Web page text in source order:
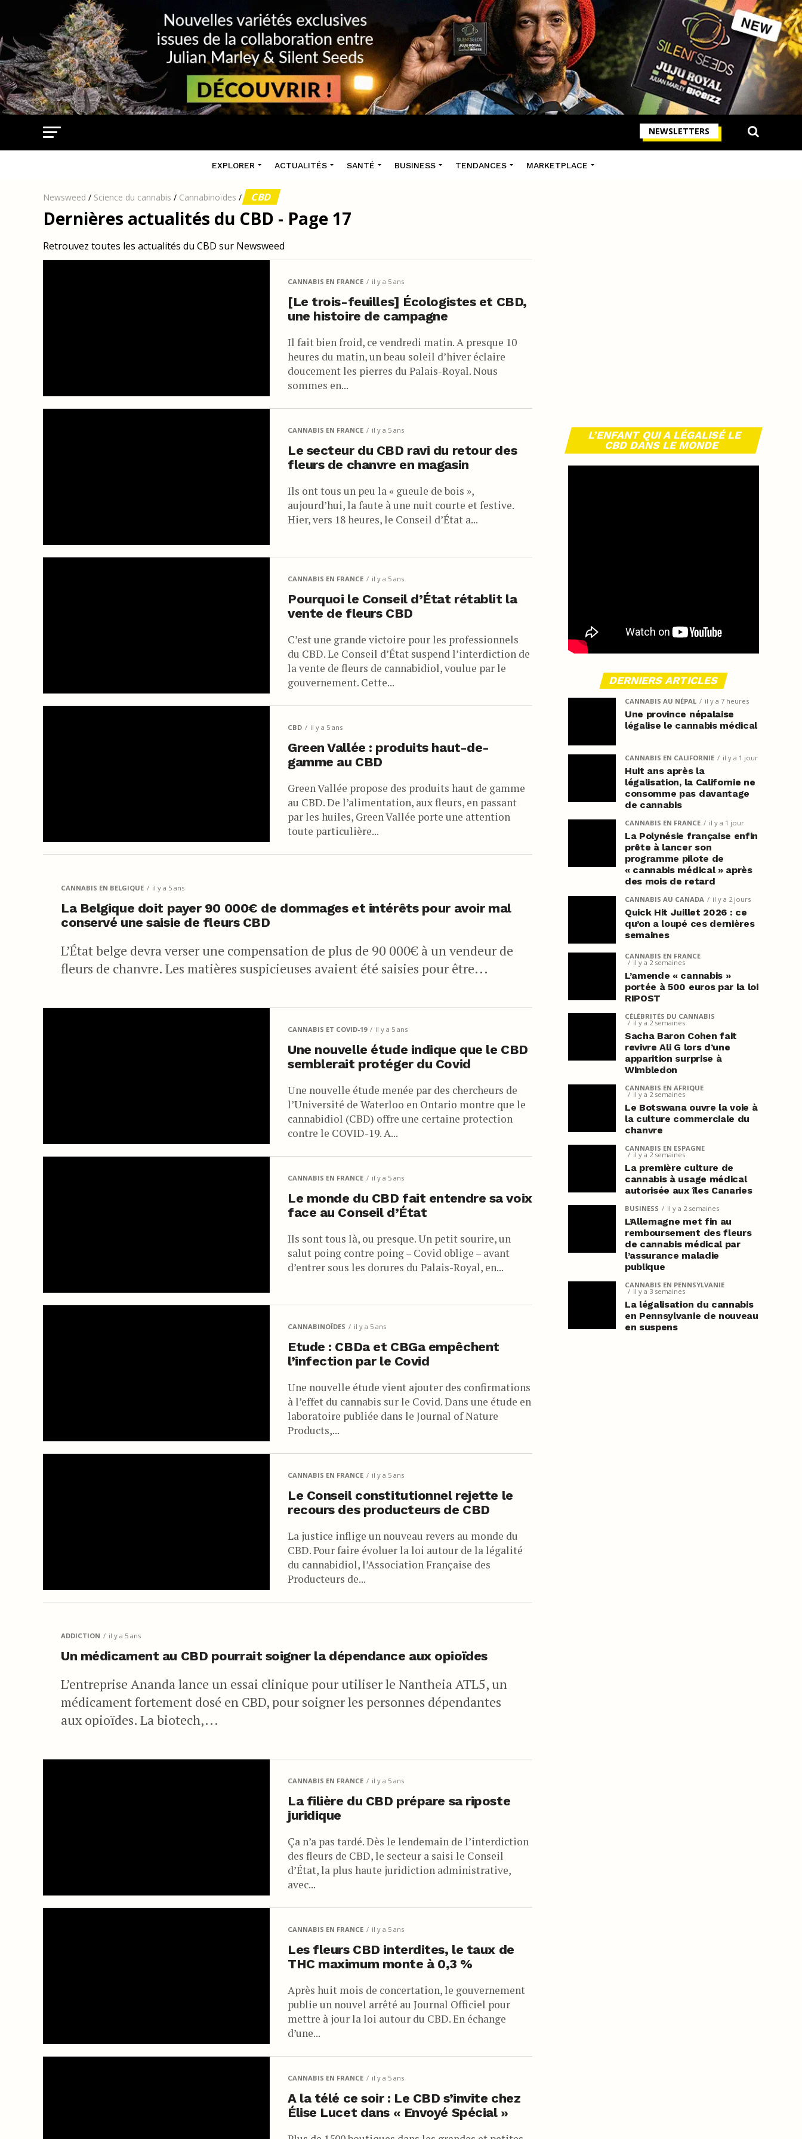
NEWSLETTERS
EXPLORER ACTUALITÉS SANTÉ BUSINESS TENDANCES MARKETPLACE
Newsweed / Science du cannabis / Cannabinoïdes / CBD
Dernières actualités du CBD - Page 17
Retrouvez toutes les actualités du CBD sur Newsweed
CANNABIS EN FRANCE il y a 5 ans
[Le trois-feuilles] Écologistes et CBD,
une histoire de campagne
Il fait bien froid, ce vendredi matin. A presque 10
heures du matin, un beau soleil d’hiver éclaire
doucement les pierres du Palais-Royal. Nous
sommes en...
CANNABIS EN FRANCE il y a 5 ans
Le secteur du CBD ravi du retour des
fleurs de chanvre en magasin
Ils ont tous un peu la « gueule de bois »,
aujourd’hui, la faute à une nuit courte et festive.
Hier, vers 18 heures, le Conseil d’État a...
CANNABIS EN FRANCE il y a 5 ans
Pourquoi le Conseil d’État rétablit la
vente de fleurs CBD
C’est une grande victoire pour les professionnels
du CBD. Le Conseil d’État suspend l’interdiction de
la vente de fleurs de cannabidiol, voulue par le
gouvernement. Cette...
CBD il y a 5 ans
Green Vallée : produits haut-de-
gamme au CBD
Green Vallée propose des produits haut de gamme
au CBD. De l’alimentation, aux fleurs, en passant
par les huiles, Green Vallée porte une attention
toute particulière...
CANNABIS EN BELGIQUE il y a 5 ans
La Belgique doit payer 90 000€ de dommages et intérêts pour avoir mal
conservé une saisie de fleurs CBD
L’État belge devra verser une compensation de plus de 90 000€ à un vendeur de
fleurs de chanvre. Les matières suspicieuses avaient été saisies pour être...
CANNABIS ET COVID-19 il y a 5 ans
Une nouvelle étude indique que le CBD
semblerait protéger du Covid
Une nouvelle étude menée par des chercheurs de
l’Université de Waterloo en Ontario montre que le
cannabidiol (CBD) offre une certaine protection
contre le COVID-19. A...
CANNABIS EN FRANCE il y a 5 ans
Le monde du CBD fait entendre sa voix
face au Conseil d’État
Ils sont tous là, ou presque. Un petit sourire, un
salut poing contre poing – Covid oblige – avant
d’entrer sous les dorures du Palais-Royal, en...
CANNABINOÏDES il y a 5 ans
Etude : CBDa et CBGa empêchent
l’infection par le Covid
Une nouvelle étude vient ajouter des confirmations
à l’effet du cannabis sur le Covid. Dans une étude en
laboratoire publiée dans le Journal of Nature
Products,...
CANNABIS EN FRANCE il y a 5 ans
Le Conseil constitutionnel rejette le
recours des producteurs de CBD
La justice inflige un nouveau revers au monde du
CBD. Pour faire évoluer la loi autour de la légalité
du cannabidiol, l’Association Française des
Producteurs de...
ADDICTION il y a 5 ans
Un médicament au CBD pourrait soigner la dépendance aux opioïdes
L’entreprise Ananda lance un essai clinique pour utiliser le Nantheia ATL5, un
médicament fortement dosé en CBD, pour soigner les personnes dépendantes
aux opioïdes. La biotech,...
CANNABIS EN FRANCE il y a 5 ans
La filière du CBD prépare sa riposte
juridique
Ça n’a pas tardé. Dès le lendemain de l’interdiction
des fleurs de CBD, le secteur a saisi le Conseil
d’État, la plus haute juridiction administrative,
avec...
CANNABIS EN FRANCE il y a 5 ans
Les fleurs CBD interdites, le taux de
THC maximum monte à 0,3 %
Après huit mois de concertation, le gouvernement
publie un nouvel arrêté au Journal Officiel pour
mettre à jour la loi autour du CBD. En échange
d’une...
CANNABIS EN FRANCE il y a 5 ans
A la télé ce soir : Le CBD s’invite chez
Élise Lucet dans « Envoyé Spécial »
L’ENFANT QUI A LÉGALISÉ LE
CBD DANS LE MONDE
DERNIERS ARTICLES
CANNABIS AU NÉPAL il y a 7 heures
Une province népalaise
légalise le cannabis médical
CANNABIS EN CALIFORNIE il y a 1 jour
Huit ans après la
légalisation, la Californie ne
consomme pas davantage
de cannabis
CANNABIS EN FRANCE il y a 1 jour
La Polynésie française enfin
prête à lancer son
programme pilote de
« cannabis médical » après
des mois de retard
CANNABIS AU CANADA il y a 2 jours
Quick Hit Juillet 2026 : ce
qu’on a loupé ces dernières
semaines
CANNABIS EN FRANCE
il y a 2 semaines
L’amende « cannabis »
portée à 500 euros par la loi
RIPOST
CÉLÉBRITÉS DU CANNABIS
il y a 2 semaines
Sacha Baron Cohen fait
revivre Ali G lors d’une
apparition surprise à
Wimbledon
CANNABIS EN AFRIQUE
il y a 2 semaines
Le Botswana ouvre la voie à
la culture commerciale du
chanvre
CANNABIS EN ESPAGNE
il y a 2 semaines
La première culture de
cannabis à usage médical
autorisée aux îles Canaries
BUSINESS il y a 2 semaines
L’Allemagne met fin au
remboursement des fleurs
de cannabis médical par
l’assurance maladie
publique
CANNABIS EN PENNSYLVANIE
il y a 3 semaines
La légalisation du cannabis
en Pennsylvanie de nouveau
en suspens